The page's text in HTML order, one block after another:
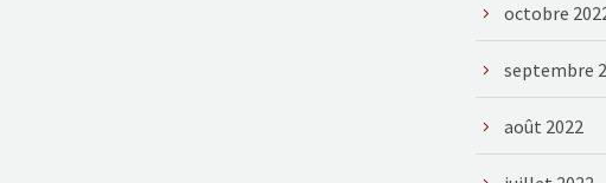
octobre
septembre
août 2022